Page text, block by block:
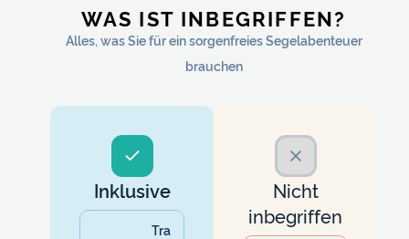
WAS IST INBEGRIFFEN?
Alles, was Sie für ein sorgenfreies Segelabenteuer
brauchen
Inklusive
Tra
Nicht
inbegriffen